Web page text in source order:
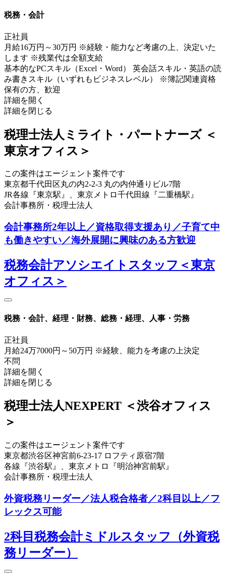
税務・会計
正社員
月給16万円～30万円 ※経験・能力など考慮の上、決定いた
します ※残業代は全額支給
基本的なPCスキル（Excel・Word） 英会話スキル・英語の読
み書きスキル（いずれもビジネスレベル） ※簿記関連資格
保有の方、歓迎
詳細を開く
詳細を閉じる
税理士法人ミライト・パートナーズ ＜
東京オフィス＞
この案件はエージェント案件です
東京都千代田区丸の内2-2-3 丸の内仲通りビル7階
JR各線『東京駅』、東京メトロ千代田線『二重橋駅』
会計事務所・税理士法人
会計事務所2年以上／資格取得支援あり／子育て中
も働きやすい／海外展開に興味のある方歓迎
税務会計アソシエイトスタッフ＜東京
オフィス＞
税務・会計、経理・財務、総務・経理、人事・労務
正社員
月給24万7000円～50万円 ※経験、能力を考慮の上決定
不問
詳細を開く
詳細を閉じる
税理士法人NEXPERT ＜渋谷オフィス
＞
この案件はエージェント案件です
東京都渋谷区神宮前6-23-17 ロフティ原宿7階
各線『渋谷駅』、東京メトロ『明治神宮前駅』
会計事務所・税理士法人
外資税務リーダー／法人税合格者／2科目以上／フ
レックス可能
2科目税務会計ミドルスタッフ（外資税
務リーダー）